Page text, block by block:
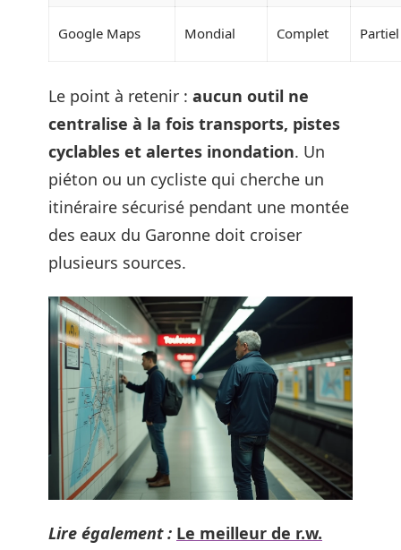
Google Maps Mondial Complet Partiel
Le point à retenir : aucun outil ne
centralise à la fois transports, pistes
cyclables et alertes inondation. Un
piéton ou un cycliste qui cherche un
itinéraire sécurisé pendant une montée
des eaux du Garonne doit croiser
plusieurs sources.
Lire également : Le meilleur de r.w.